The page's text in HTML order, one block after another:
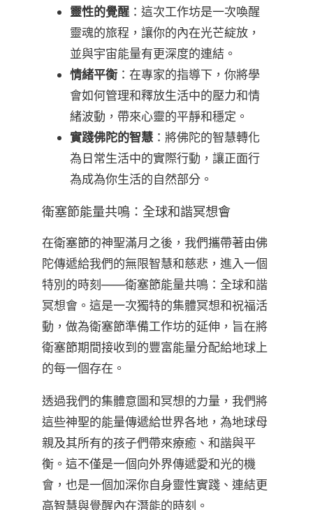
靈性的覺醒 ：這次工作坊是一次喚醒
靈魂的旅程，讓你的內在光芒綻放，
並與宇宙能量有更深度的連結。
情緒平衡 ：在專家的指導下，你將學
會如何管理和釋放生活中的壓力和情
緒波動，帶來心靈的平靜和穩定。
實踐佛陀的智慧 ：將佛陀的智慧轉化
為日常生活中的實際行動，讓正面行
為成為你生活的自然部分。
衛塞節能量共鳴：全球和諧冥想會
在衛塞節的神聖滿月之後，我們攜帶著由佛
陀傳遞給我們的無限智慧和慈悲，進入一個
特別的時刻——衛塞節能量共鳴：全球和諧
冥想會。這是一次獨特的集體冥想和祝福活
動，做為衛塞節準備工作坊的延伸，旨在將
衛塞節期間接收到的豐富能量分配給地球上
的每一個存在。
透過我們的集體意圖和冥想的力量，我們將
這些神聖的能量傳遞給世界各地，為地球母
親及其所有的孩子們帶來療癒、和諧與平
衡。這不僅是一個向外界傳遞愛和光的機
會，也是一個加深你自身靈性實踐、連結更
高智慧與覺醒內在潛能的時刻。